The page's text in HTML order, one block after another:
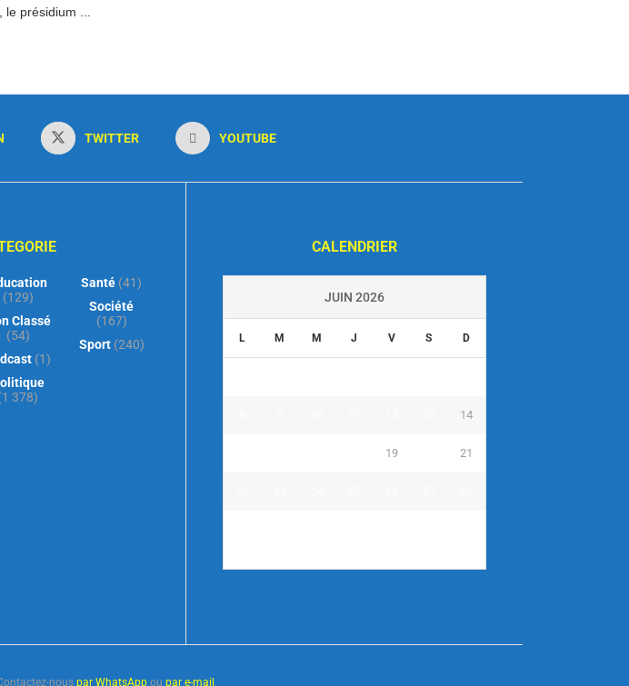
présidium ...
TWITTER YOUTUBE
(129)
Classé
(54)
(1)
378)
Santé (41)
Société
(167)
Sport(240)
CALENDRIER
JUIN 2026
L M M J V S D
14
19 21
nous par WhatsApp ou par e-mail .